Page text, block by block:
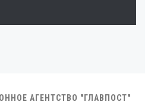
АГЕНТСТВО "ГЛАВПОСТ"